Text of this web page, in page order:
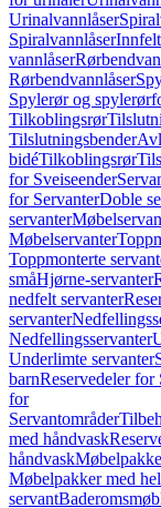
Urinalvannlåser
Spiralvannlåser
vannlåser
Rørbendvannlåser
Spylerør og
Tilkoblingsrør
Tilslutningsbender
bidéTilkoblingsrør
for Sveiseender
for ServanterDoble
servanter
Møbelservanter
Toppmonterte
småHjørne-servanter
nedfelt servanter
servanter
Nedfellingsservanter
Underlimte servanter
barnReservedeler for
for
Servantområder
med håndvask
håndvask
Møbelpakker med
servant